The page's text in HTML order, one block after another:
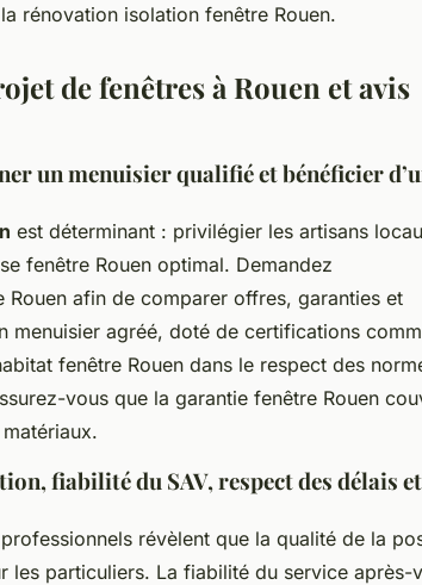
rénovation isolation fenêtre Rouen.
de fenêtres à Rouen et avis
un menuisier qualifié et bénéficier
est déterminant : privilégier les artisans
fenêtre Rouen optimal. Demandez
afin de comparer offres, garanties et
menuisier agréé, doté de certifications
fenêtre Rouen dans le respect des
vous que la garantie fenêtre Rouen
fiabilité du SAV, respect des délais et
révèlent que la qualité de la
les particuliers. La fiabilité du service après-